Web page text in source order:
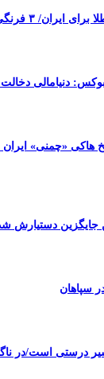
۳ فرنگی‌کار حذف شدند
دنیامالی
هاکی «چمنی» ایران
دستیارش
سپاهان
درستی است/در